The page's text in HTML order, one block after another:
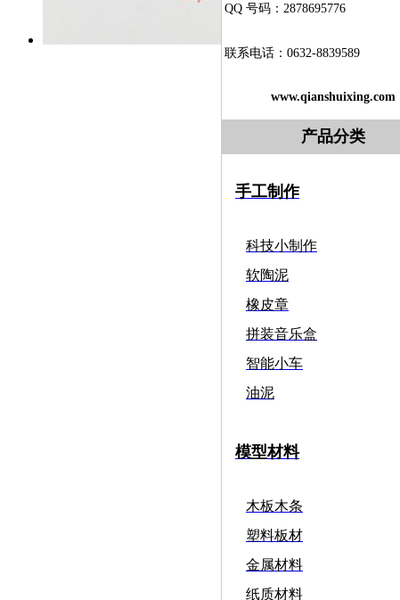
QQ 号码：2878695776
联系电话：0632-8839589
www.qianshuixing.com
产品分类
手工制作
科技小制作
软陶泥
橡皮章
拼装音乐盒
智能小车
油泥
模型材料
木板木条
塑料板材
金属材料
纸质材料